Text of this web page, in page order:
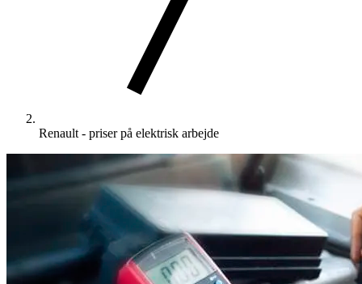
Renault - priser på elektrisk arbejde